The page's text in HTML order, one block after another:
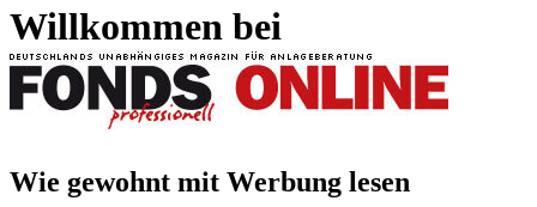
Willkommen bei
Wie gewohnt mit Werbung lesen